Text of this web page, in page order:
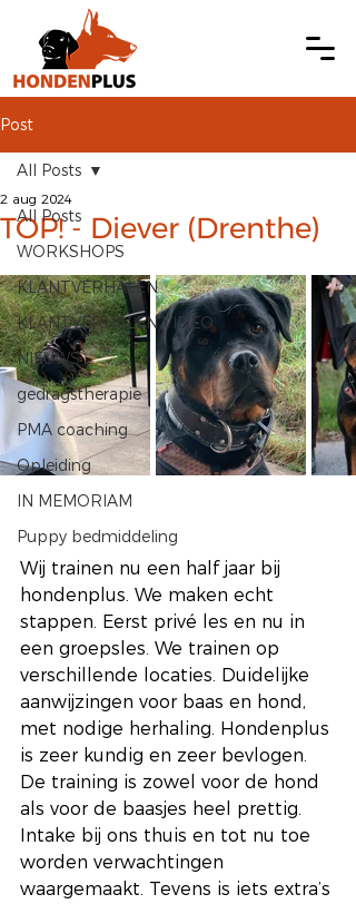
Post
All Posts
WORKSHOPS
KLANTVERHALEN
KLANTVERHALEN VIDEO
NIEUWS
gedragstherapie
PMA coaching
Opleiding
IN MEMORIAM
Puppy bedmiddeling
All Posts
TOP! - Diever (Drenthe)
2 aug 2024
Wij trainen nu een half jaar bij
hondenplus. We maken echt
stappen. Eerst privé les en nu in
een groepsles. We trainen op
verschillende locaties. Duidelijke
aanwijzingen voor baas en hond,
met nodige herhaling. Hondenplus
is zeer kundig en zeer bevlogen.
De training is zowel voor de hond
als voor de baasjes heel prettig.
Intake bij ons thuis en tot nu toe
worden verwachtingen
waargemaakt. Tevens is iets extra’s